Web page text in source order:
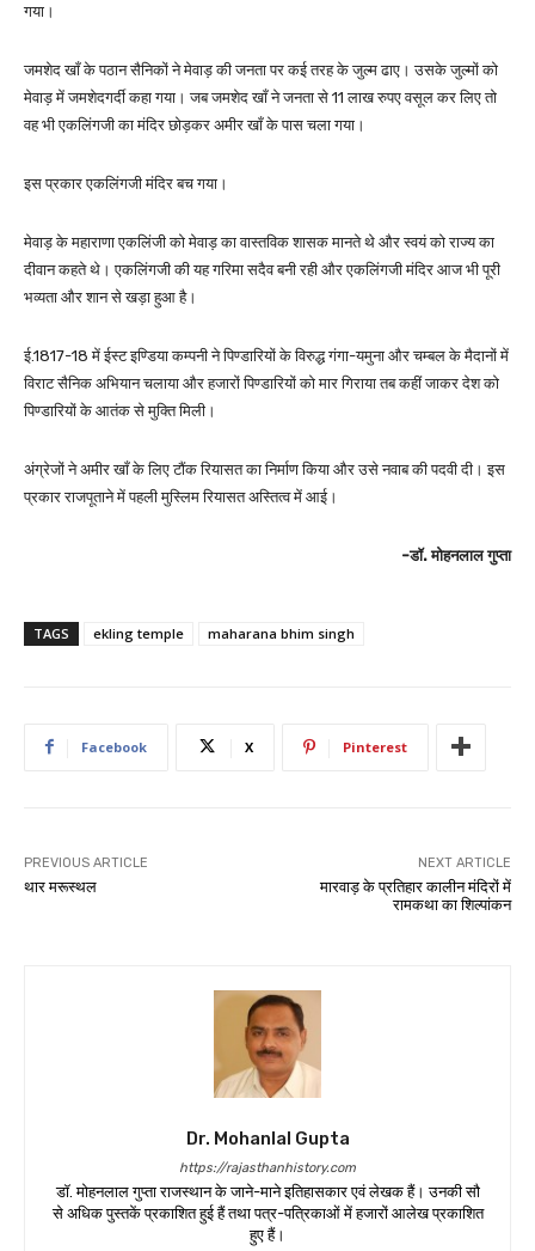
गया।
जमशेद खाँ के पठान सैनिकों ने मेवाड़ की जनता पर कई तरह के जुल्म ढाए। उसके जुल्मों को
मेवाड़ में जमशेदगर्दी कहा गया। जब जमशेद खाँ ने जनता से 11 लाख रुपए वसूल कर लिए तो
वह भी एकलिंगजी का मंदिर छोड़कर अमीर खाँ के पास चला गया।
इस प्रकार एकलिंगजी मंदिर बच गया।
मेवाड़ के महाराणा एकलिंजी को मेवाड़ का वास्तविक शासक मानते थे और स्वयं को राज्य का
दीवान कहते थे। एकलिंगजी की यह गरिमा सदैव बनी रही और एकलिंगजी मंदिर आज भी पूरी
भव्यता और शान से खड़ा हुआ है।
ई.1817-18 में ईस्ट इण्डिया कम्पनी ने पिण्डारियों के विरुद्ध गंगा-यमुना और चम्बल के मैदानों में
विराट सैनिक अभियान चलाया और हजारों पिण्डारियों को मार गिराया तब कहीं जाकर देश को
पिण्डारियों के आतंक से मुक्ति मिली।
अंग्रेजों ने अमीर खाँ के लिए टौंक रियासत का निर्माण किया और उसे नवाब की पदवी दी। इस
प्रकार राजपूताने में पहली मुस्लिम रियासत अस्तित्व में आई।
-डॉ. मोहनलाल गुप्ता
TAGS ekling temple maharana bhim singh
Facebook X Pinterest
PREVIOUS ARTICLE
थार मरूस्थल
NEXT ARTICLE
मारवाड़ के प्रतिहार कालीन मंदिरों में
रामकथा का शिल्पांकन
Dr. Mohanlal Gupta
https://rajasthanhistory.com
डॉ. मोहनलाल गुप्ता राजस्थान के जाने-माने इतिहासकार एवं लेखक हैं। उनकी सौ
से अधिक पुस्तकें प्रकाशित हुई हैं तथा पत्र-पत्रिकाओं में हजारों आलेख प्रकाशित
हुए हैं।